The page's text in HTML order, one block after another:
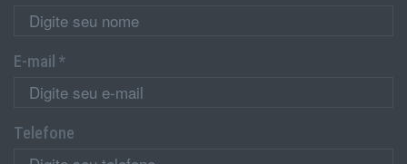
E-mail *
Telefone